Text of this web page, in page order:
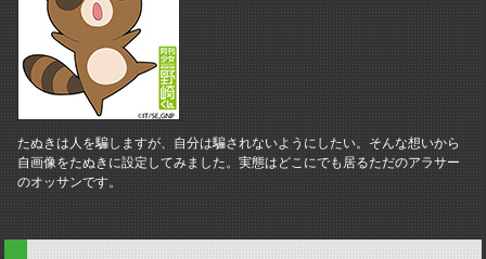
たぬきは人を騙しますが、自分は騙されないようにしたい。そんな想いから
自画像をたぬきに設定してみました。実態はどこにでも居るただのアラサー
のオッサンです。